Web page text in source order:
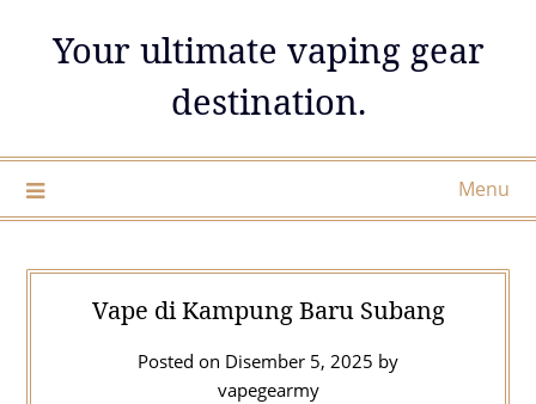
Your ultimate vaping gear
destination.
Menu
Vape di Kampung Baru Subang
Posted on Disember 5, 2025 by
vapegearmy